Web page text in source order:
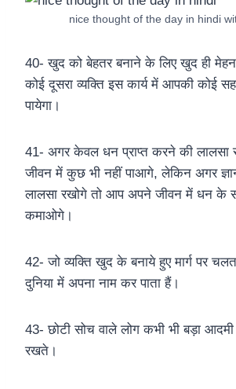
nice thought of the day in hindi
40- खुद को बेहतर बनाने के लिए खुद ही
कोई दूसरा व्यक्ति इस कार्य में आपकी कोई
पायेगा।
41- अगर केवल धन प्राप्त करने की लालसा
जीवन में कुछ भी नहीं पाआगे, लेकिन अगर
लालसा रखोगे तो आप अपने जीवन में धन के
कमाओगे।
42- जो व्यक्ति खुद के बनाये हुए मार्ग पर
दुनिया में अपना नाम कर पाता हैं।
43- छोटी सोच वाले लोग कभी भी बड़ा
रखते।